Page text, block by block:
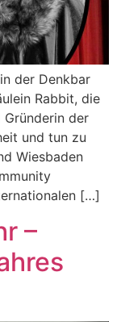
der Denkbar
Rabbit, die
der
und tun zu
Wiesbaden
[…]
–